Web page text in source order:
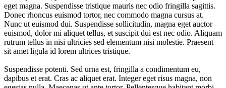
eget magna. Suspendisse tristique mauris nec odio fringilla sagittis.
Donec rhoncus euismod tortor, nec commodo magna cursus at.
Nunc ut euismod dui. Suspendisse sollicitudin, magna eget auctor
euismod, dolor mi aliquet tellus, et suscipit dui est nec odio. Aliquam
rutrum tellus in nisi ultricies sed elementum nisi molestie. Praesent
sit amet ligula id lorem ultrices tristique.
Suspendisse potenti. Sed urna est, fringilla a condimentum eu,
dapibus et erat. Cras ac aliquet erat. Integer eget risus magna, non